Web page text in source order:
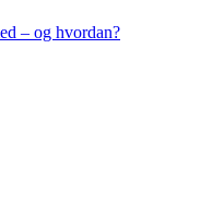
– og hvordan?